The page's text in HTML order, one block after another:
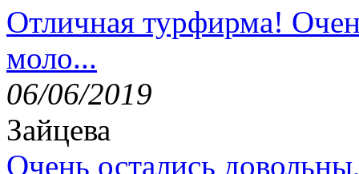
Отличная турфирма!
моло...
06/06/2019
Зайцева
Очень остались